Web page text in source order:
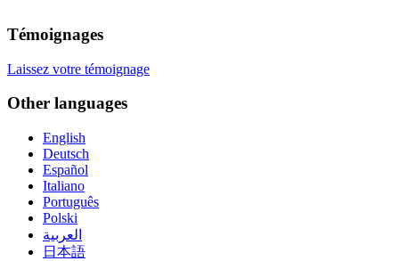
Témoignages
Laissez votre témoignage
Other languages
English
Deutsch
Español
Italiano
Português
Polski
العربية
日本語